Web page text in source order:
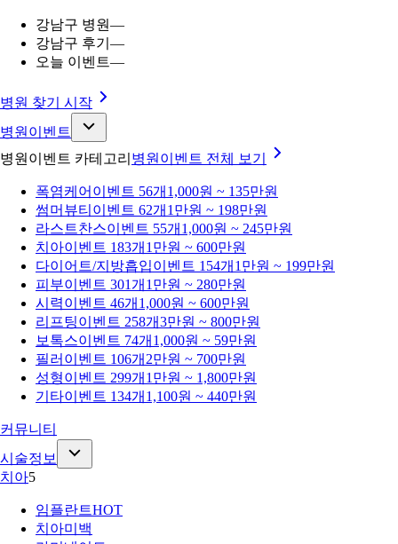
강남구 병원—
강남구 후기 —
오늘 이벤트—
병원 찾기 시작
병원이벤트
병원이벤트 카테고리 병원이벤트 전체 보기
폭염케어 이벤트 56개 1,000원 ~ 135만원
썸머뷰티 이벤트 62개 1만원 ~ 198만원
라스트찬스이벤트 55개 1,000원 ~ 245만원
치아이벤트 183개 1만원 ~ 600만원
다이어트/지방흡입이벤트 154개 1만원 ~ 199만원
피부이벤트 301개 1만원 ~ 280만원
시력이벤트 46개 1,000원 ~ 600만원
리프팅이벤트 258개3만원 ~ 800만원
보톡스이벤트 74개 1,000원 ~ 59만원
필러 이벤트 106개 2만원 ~ 700만원
성형이벤트 299개 1만원 ~ 1,800만원
기타이벤트 134개 1,100원 ~ 440만원
커뮤니티
시술정보
치아5
임플란트HOT
치아미백